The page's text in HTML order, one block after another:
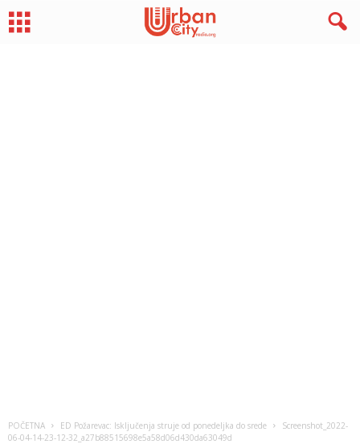
POČETNA ED Požarevac: Isključenja struje od ponedeljka do srede
Screenshot_2022-
06-04-14-23-12-32_a27b88515698e5a58d06d430da63049d